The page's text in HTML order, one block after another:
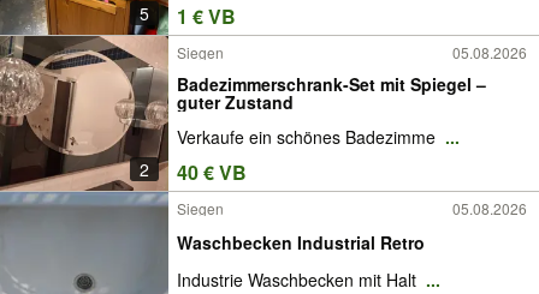
5 1 € VB
2
Siegen 05.08.2026
Badezimmerschrank-Set mit Spiegel –
guter Zustand
Verkaufe ein schönes Badezimme ...
40 € VB
Siegen 05.08.2026
Waschbecken Industrial Retro
Industrie Waschbecken mit Halt ...